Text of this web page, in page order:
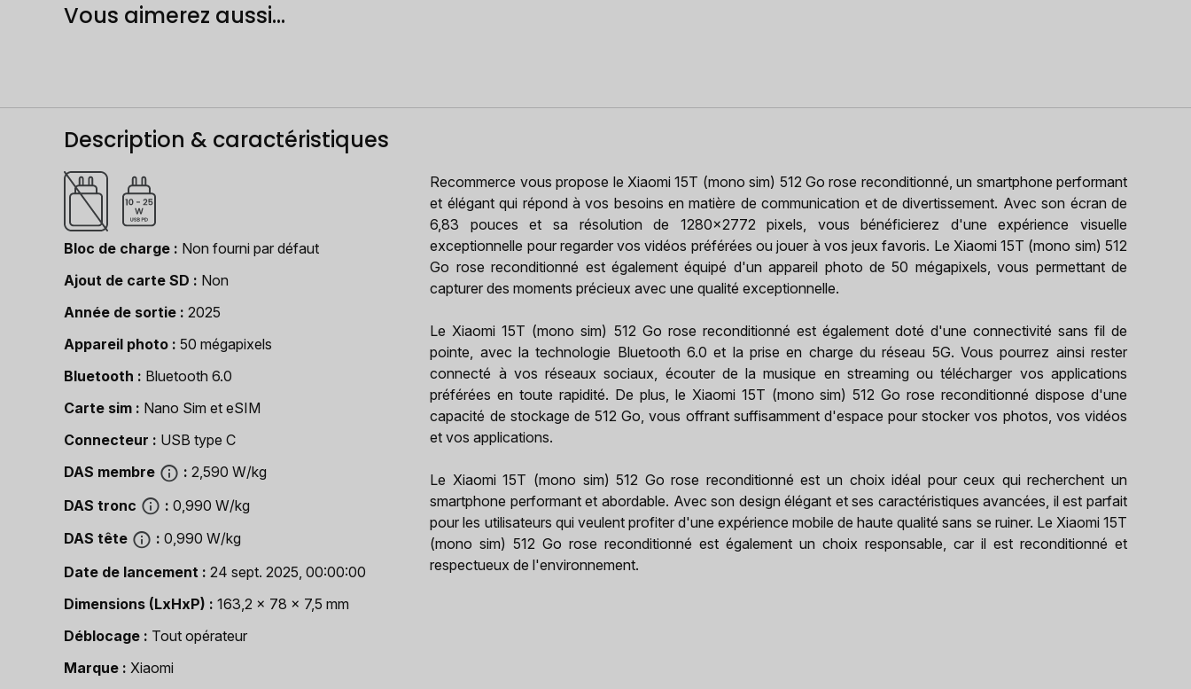
Vous aimerez aussi...
Description & caractéristiques
Bloc de charge
Non fourni par défaut
Ajout de carte SD
Non
Année de sortie
2025
Appareil photo
50 mégapixels
Bluetooth
Bluetooth 6.0
Carte sim
Nano Sim et eSIM
Connecteur
USB type C
DAS membre
2,590 W/kg
DAS tronc
0,990 W/kg
DAS tête
0,990 W/kg
Date de lancement
24 sept. 2025, 00:00:00
Dimensions (LxHxP)
163,2 x 78 x 7,5 mm
Déblocage
Tout opérateur
Marque
Xiaomi
Recommerce vous propose le Xiaomi 15T (mono sim) 512 Go rose reconditionné, un smartphone performant
et élégant qui répond à vos besoins en matière de communication et de divertissement. Avec son écran de
6,83 pouces et sa résolution de 1280x2772 pixels, vous bénéficierez d'une expérience visuelle
exceptionnelle pour regarder vos vidéos préférées ou jouer à vos jeux favoris. Le Xiaomi 15T (mono sim) 512
Go rose reconditionné est également équipé d'un appareil photo de 50 mégapixels, vous permettant de
capturer des moments précieux avec une qualité exceptionnelle.
Le Xiaomi 15T (mono sim) 512 Go rose reconditionné est également doté d'une connectivité sans fil de
pointe, avec la technologie Bluetooth 6.0 et la prise en charge du réseau 5G. Vous pourrez ainsi rester
connecté à vos réseaux sociaux, écouter de la musique en streaming ou télécharger vos applications
préférées en toute rapidité. De plus, le Xiaomi 15T (mono sim) 512 Go rose reconditionné dispose d'une
capacité de stockage de 512 Go, vous offrant suffisamment d'espace pour stocker vos photos, vos vidéos
et vos applications.
Le Xiaomi 15T (mono sim) 512 Go rose reconditionné est un choix idéal pour ceux qui recherchent un
smartphone performant et abordable. Avec son design élégant et ses caractéristiques avancées, il est parfait
pour les utilisateurs qui veulent profiter d'une expérience mobile de haute qualité sans se ruiner. Le Xiaomi 15T
(mono sim) 512 Go rose reconditionné est également un choix responsable, car il est reconditionné et
respectueux de l'environnement.